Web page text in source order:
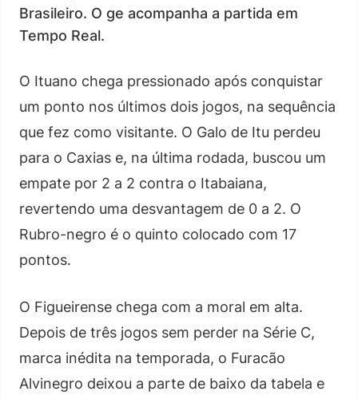
Brasileiro. O ge acompanha a partida em
Tempo Real.
O Ituano chega pressionado após conquistar
um ponto nos últimos dois jogos, na sequência
que fez como visitante. O Galo de Itu perdeu
para o Caxias e, na última rodada, buscou um
empate por 2 a 2 contra o Itabaiana,
revertendo uma desvantagem de 0 a 2. O
Rubro-negro é o quinto colocado com 17
pontos.
O Figueirense chega com a moral em alta.
Depois de três jogos sem perder na Série C,
marca inédita na temporada, o Furacão
Alvinegro deixou a parte de baixo da tabela e